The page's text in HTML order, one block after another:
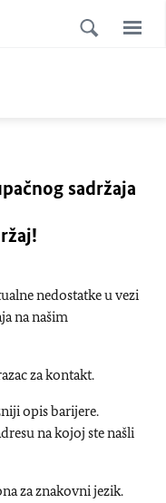
sadržaja
nedostatke u vezi
na našim
za kontakt.
opis barijere.
na kojoj ste našli
za znakovni jezik.